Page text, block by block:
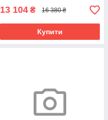
13 104 ₴ 16 380 ₴
Купити